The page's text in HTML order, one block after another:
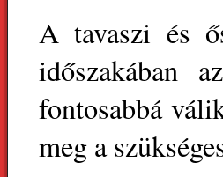
A tavaszi és
időszakában
fontosabbá
meg a